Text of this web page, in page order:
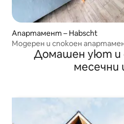
Апартамент – Habscht
Модерен и спокоен
Домашен уют и
месечни